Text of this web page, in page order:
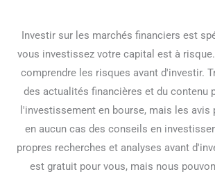
Investir sur les marchés financiers est
vous investissez votre capital est à
comprendre les risques avant d'investir.
des actualités financières et du contenu
l'investissement en bourse, mais les avis
en aucun cas des conseils en
propres recherches et analyses avant
est gratuit pour vous, mais nous